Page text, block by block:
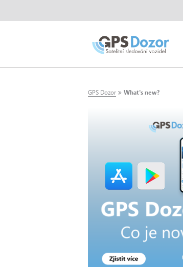
GPS Dozor What's new?